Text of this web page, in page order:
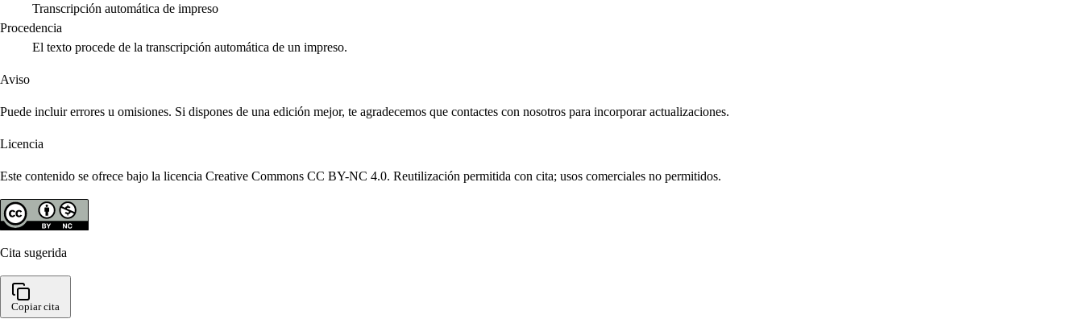
Transcripción automática de impreso
Procedencia
El texto procede de la transcripción automática de un impreso.
Aviso
Puede incluir errores u omisiones. Si dispones de una edición mejor, te agradecemos que contactes con nosotros para incorporar actualizaciones.
Licencia
Este contenido se ofrece bajo la licencia Creative Commons CC BY-NC 4.0. Reutilización permitida con cita; usos comerciales no permitidos.
Cita sugerida
Copiar cita